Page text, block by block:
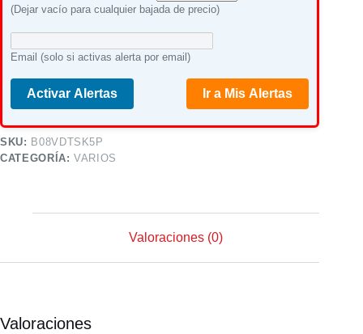
(Dejar vacío para cualquier bajada de precio)
Email (solo si activas alerta por email)
Activar Alertas Ir a Mis Alertas
SKU: B08VDTSK5P
CATEGORÍA:VARIOS
Valoraciones (0)
Valoraciones